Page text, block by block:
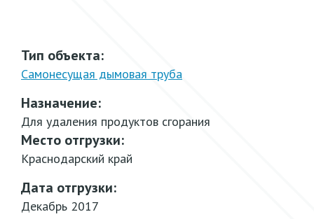
Тип объекта:
Самонесущая дымовая труба
Назначение:
Для удаления продуктов сгорания
Место отгрузки:
Краснодарский край
Дата отгрузки:
Декабрь 2017